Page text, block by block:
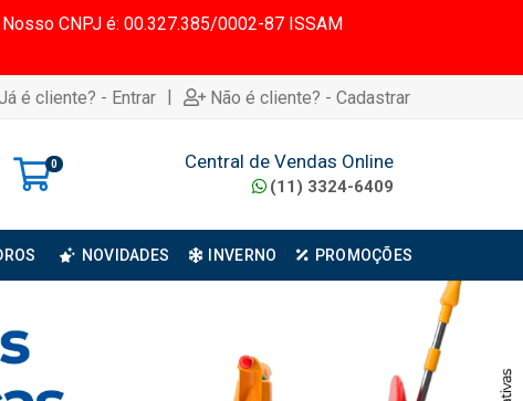
CNPJ é: 00.327.385/0002-87 ISSAM
é cliente? - Entrar | Não é cliente? - Cadastrar
0 Central de Vendas Online
(11) 3324-6409
NOVIDADES INVERNO PROMOÇÕES